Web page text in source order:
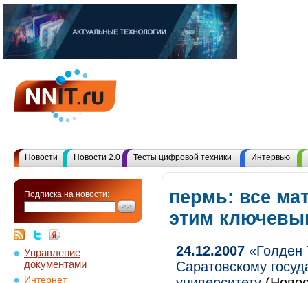
Новости Новости 2.0 Тесты цифровой техники Интервью
Подписка на новости:
Управление
документами
Интернет
пермь: все
этим
24.12.2007 «Голден
Саратовскому